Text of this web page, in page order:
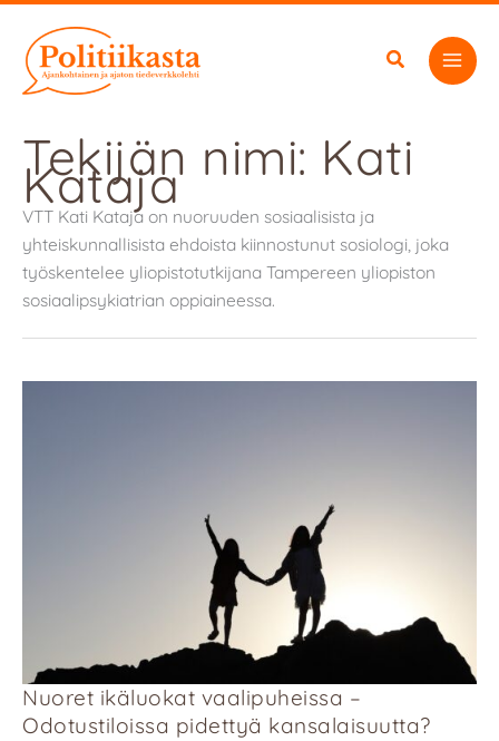
sisältöön
Tekijän nimi: Kati
Kataja
VTT Kati Kataja on nuoruuden sosiaalisista ja
yhteiskunnallisista ehdoista kiinnostunut sosiologi, joka
työskentelee yliopistotutkijana Tampereen yliopiston
sosiaalipsykiatrian oppiaineessa.
Nuoret ikäluokat vaalipuheissa –
Odotustiloissa pidettyä kansalaisuutta?